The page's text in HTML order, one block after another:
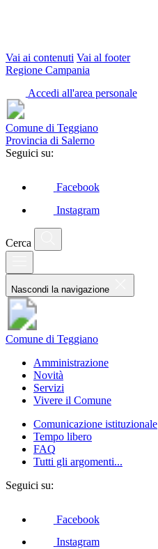
Vai ai contenuti Vai al footer
Regione Campania
Accedi all'area personale
Comune di Teggiano
Provincia di Salerno
Seguici su:
Facebook
Instagram
Cerca
Nascondi la navigazione
Comune di Teggiano
Amministrazione
Novità
Servizi
Vivere il Comune
Comunicazione istituzionale
Tempo libero
FAQ
Tutti gli argomenti...
Seguici su:
Facebook
Instagram